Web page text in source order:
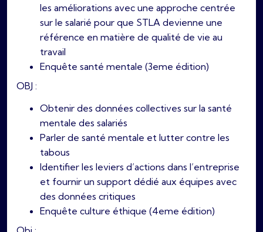
les améliorations avec une approche centrée
sur le salarié pour que STLA devienne une
référence en matière de qualité de vie au
travail
Enquête santé mentale (3eme édition)
OBJ :
Obtenir des données collectives sur la santé
mentale des salariés
Parler de santé mentale et lutter contre les
tabous
Identifier les leviers d’actions dans l’entreprise
et fournir un support dédié aux équipes avec
des données critiques
Enquête culture éthique (4eme édition)